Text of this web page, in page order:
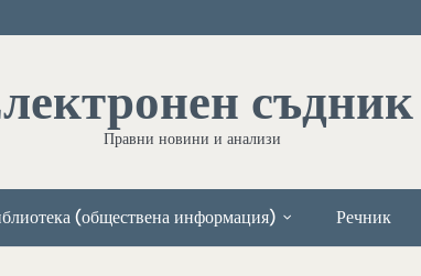
съдник
Правни новини и анализи
(обществена информация) Речник